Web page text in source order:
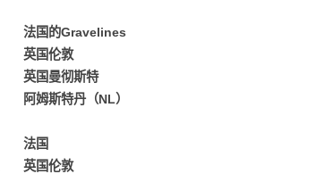
法国的Gravelines
英国伦敦
英国曼彻斯特
阿姆斯特丹（NL）
法国
英国伦敦